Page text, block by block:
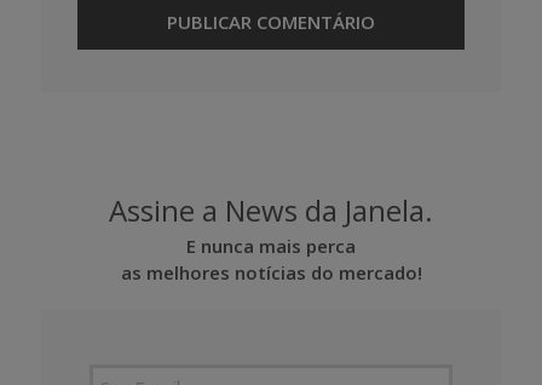
Assine a News da Janela.
E nunca mais perca
as melhores notícias do mercado!